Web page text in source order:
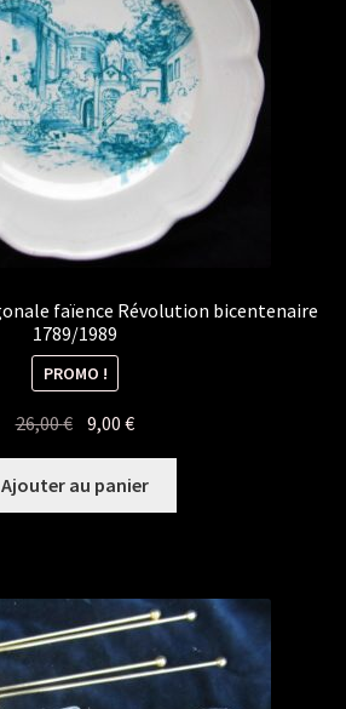
faïence Révolution bicentenaire
1789/1989
PROMO !
26,00€ Le
initial
était :
9,00€Le
actuel
est :
Ajouter au panier